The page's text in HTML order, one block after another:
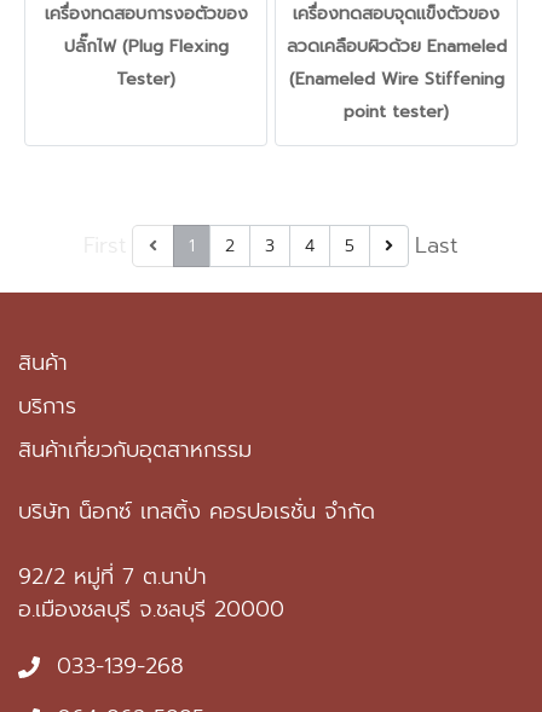
เครื่องทดสอบการงอตัวของ
ปลั๊กไฟ (Plug Flexing
Tester)
เครื่องทดสอบจุดแข็งตัวของ
ลวดเคลือบผิวด้วย Enameled
(Enameled Wire Stiffening
point tester)
1 2 3 4 5 Last
สินค้า
บริการ
สินค้าเกี่ยวกับอุตสาหกรรม
บริษัท น็อกซ์ เทสติ้ง คอรปอเรชั่น จำกัด
92/2 หมู่ที่ 7 ต.นาป่า
อ.เมืองชลบุรี จ.ชลบุรี 20000
033-139-268